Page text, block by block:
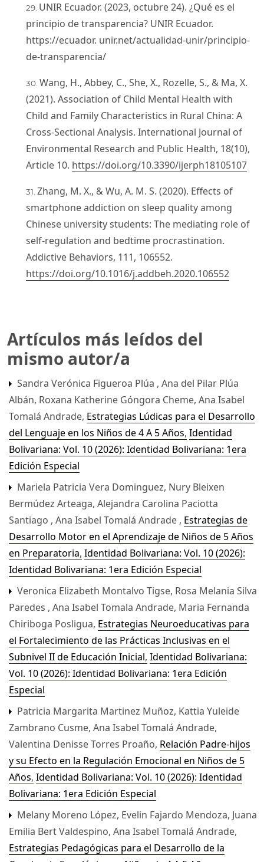
UNIR Ecuador. (2023, octubre 24). ¿Qué es el
principio de transparencia? UNIR Ecuador.
https://ecuador. unir.net/actualidad-unir/principio-
de-transparencia/
Wang, H., Abbey, C., She, X., Rozelle, S., & Ma, X.
(2021). Association of Child Mental Health with
Child and Family Characteristics in Rural China: A
Cross-Sectional Analysis. International Journal of
Environmental Research and Public Health, 18(10),
Article 10. https://doi.org/10.3390/ijerph18105107
Zhang, M. X., & Wu, A. M. S. (2020). Effects of
smartphone addiction on sleep quality among
Chinese university students: The mediating role of
self-regulation and bedtime procrastination.
Addictive Behaviors, 111, 106552.
https://doi.org/10.1016/j.addbeh.2020.106552
Artículos más leídos del
mismo autor/a
Sandra Verónica Figueroa Plúa , Ana del Pilar Plúa
Albán, Roxana Katherine Góngora Cheme, Ana Isabel
Tomalá Andrade, Estrategias Lúdicas para el Desarrollo
del Lenguaje en los Niños de 4 A 5 Años, Identidad
Bolivariana: Vol. 10 (2026): Identidad Bolivariana: 1era
Edición Especial
Mariela Patricia Vera Dominguez, Nury Bleixen
Bermúdez Arteaga, Alejandra Carolina Paciotta
Santiago , Ana Isabel Tomalá Andrade , Estrategias de
Desarrollo Motor en el Aprendizaje de Niños de 5 Años
en Preparatoria, Identidad Bolivariana: Vol. 10 (2026):
Identidad Bolivariana: 1era Edición Especial
Veronica Elizabeth Montalvo Tigse, Rosa Melania Silva
Paredes , Ana Isabel Tomala Andrade, Maria Fernanda
Chiriboga Posligua, Estrategias Neuroeducativas para
el Fortalecimiento de las Prácticas Inclusivas en el
Subnivel II de Educación Inicial, Identidad Bolivariana:
Vol. 10 (2026): Identidad Bolivariana: 1era Edición
Especial
Patricia Margarita Martinez Muñoz, Kattia Yuleide
Zambrano Cusme, Ana Isabel Tomalá Andrade,
Valentina Denisse Torres Proaño, Relación Padre-hijos
y su Efecto en la Regulación Emocional en Niños de 5
Años, Identidad Bolivariana: Vol. 10 (2026): Identidad
Bolivariana: 1era Edición Especial
Melany Moreno López, Evelin Fajardo Mendoza, Juana
Emilia Bert Valdespino, Ana Isabel Tomalá Andrade,
Estrategias Pedagógicas para el Desarrollo de la